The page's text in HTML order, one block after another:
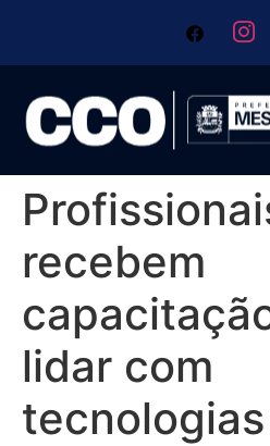
recebem
lidar com